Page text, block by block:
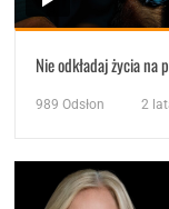
Nie odkładaj życia na
989 Odsłon 2